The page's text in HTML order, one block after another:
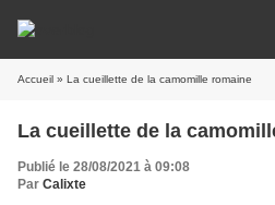
Accueil » La cueillette de la camomille romaine
La cueillette de la
Publié le 28/08/2021 à 09:08
Par Calixte